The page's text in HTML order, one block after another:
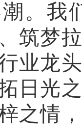
。我
筑梦
业龙
日光
之情